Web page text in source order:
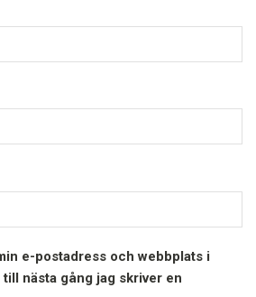
e-postadress och webbplats i
nästa gång jag skriver en